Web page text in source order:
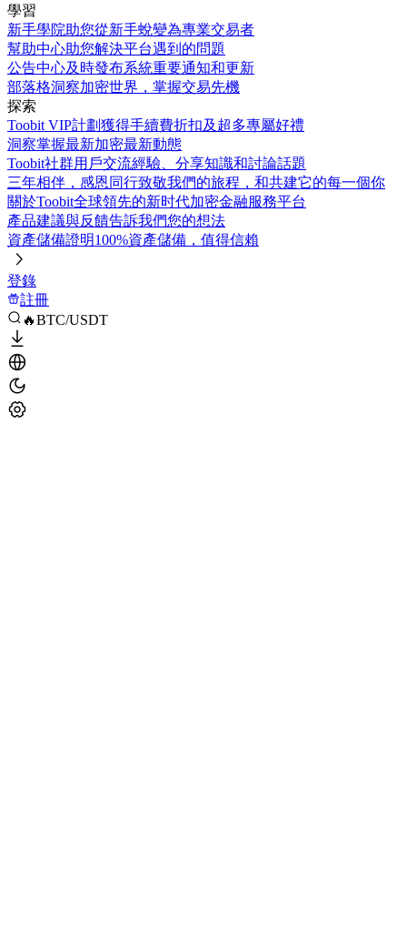
學習
新手學院助您從新手蛻變為專業交易者
幫助中心助您解決平台遇到的問題
公告中心及時發布系統重要通知和更新
部落格洞察加密世界，掌握交易先機
探索
Toobit VIP計劃獲得手續費折扣及超多專屬好禮
洞察掌握最新加密最新動態
Toobit社群用戶交流經驗、分享知識和討論話題
三年相伴，感恩同行致敬我們的旅程，和共建它的每一個你
關於Toobit全球領先的新时代加密金融服務平台
產品建議與反饋告訴我們您的想法
資產儲備證明100%資產儲備，值得信賴
登錄
註冊
🔥BTC/USDT